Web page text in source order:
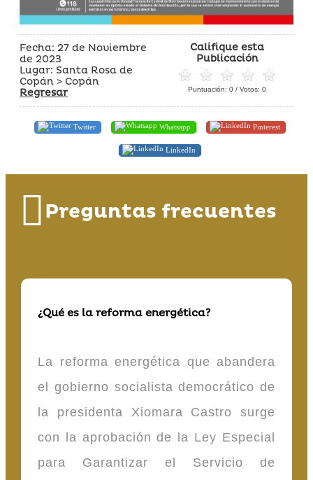
Fecha: 27 de Noviembre
de 2023
Lugar: Santa Rosa de
Copán > Copán
Regresar
Califique esta
Publicación
Puntuación: 0 / Votos: 0
Twitter Whatsapp Pinterest
LinkedIn
Preguntas frecuentes
¿Qué es la reforma energética?
La reforma energética que abandera
el gobierno socialista democrático de
la presidenta Xiomara Castro surge
con la aprobación de la Ley Especial
para Garantizar el Servicio de